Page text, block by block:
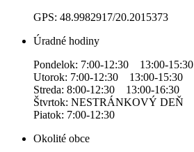
GPS: 48.9982917/20.2015373
Úradné hodiny
Pondelok: 7:00-12:30 13:00-15:30
Utorok: 7:00-12:30 13:00-15:30
Streda: 8:00-12:30 13:00-16:30
Štvrtok: NESTRÁNKOVÝ DEŇ
Piatok: 7:00-12:30
Okolité obce